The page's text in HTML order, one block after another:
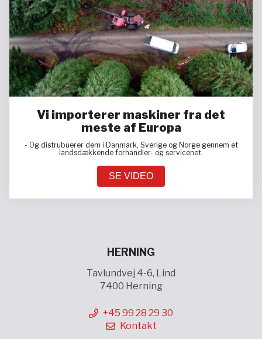
Vi importerer maskiner fra det
meste af Europa
- Og distrubuerer dem i Danmark, Sverige og Norge gennem et
landsdækkende forhandler- og servicenet.
SE VIDEO
HERNING
Tavlundvej 4-6, Lind
7400 Herning
+45 99 28 29 30
Kontakt